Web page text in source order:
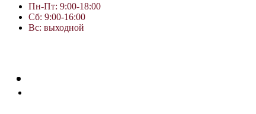
Пн-Пт: 9:00-18:00
Сб: 9:00-16:00
Вс: выходной